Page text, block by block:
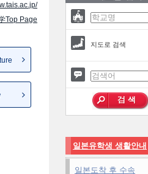
Top Page
지도로 검색
일본유학생 생활안내
일본도착 후 수속